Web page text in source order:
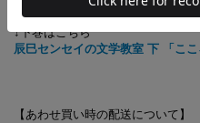
↓下巻はこちら
辰巳センセイの文学教室 下 「こ
【あわせ買い時の配送について】